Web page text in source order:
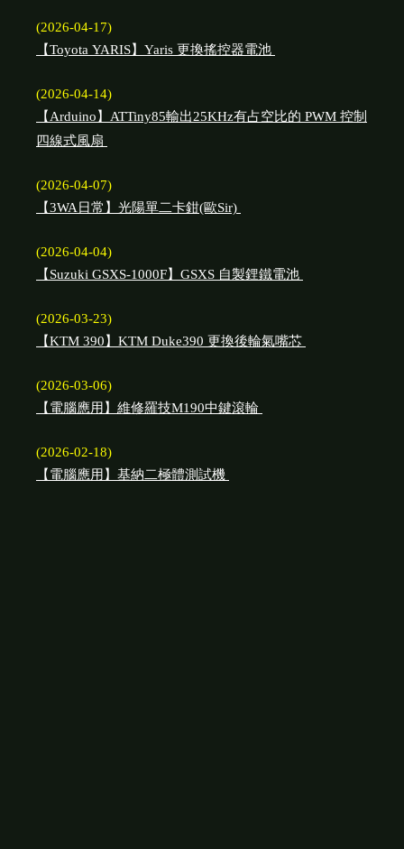
(2026-04-17)
【Toyota YARIS】Yaris 更換搖控器電池
(2026-04-14)
【Arduino】ATTiny85輸出25KHz有占空比的 PWM 控制
四線式風扇
(2026-04-07)
【3WA日常】光陽單二卡鉗(歐Sir)
(2026-04-04)
【Suzuki GSXS-1000F】GSXS 自製鋰鐵電池
(2026-03-23)
【KTM 390】KTM Duke390 更換後輪氣嘴芯
(2026-03-06)
【電腦應用】維修羅技M190中鍵滾輪
(2026-02-18)
【電腦應用】基納二極體測試機